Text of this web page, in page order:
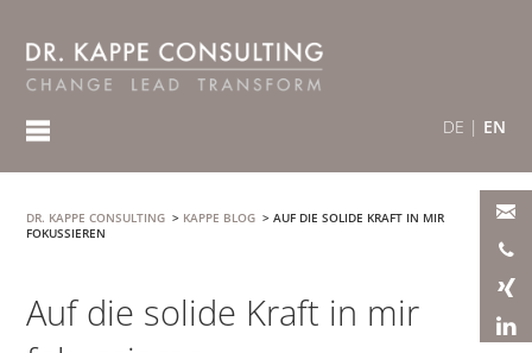
DE | EN
DR. KAPPE CONSULTING > KAPPE BLOG >AUF DIE SOLIDE KRAFT IN MIR
FOKUSSIEREN
Auf die solide Kraft in mir